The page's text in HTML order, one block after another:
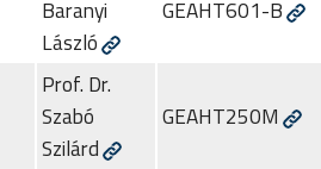
Baranyi
László
GEAHT601-B
Prof. Dr.
Szabó
Szilárd
GEAHT250M